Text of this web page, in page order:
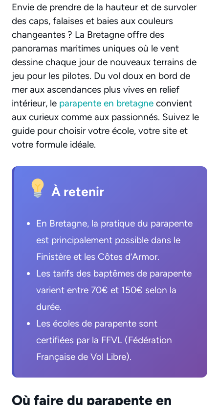
Envie de prendre de la hauteur et de survoler
des caps, falaises et baies aux couleurs
changeantes ? La Bretagne offre des
panoramas maritimes uniques où le vent
dessine chaque jour de nouveaux terrains de
jeu pour les pilotes. Du vol doux en bord de
mer aux ascendances plus vives en relief
intérieur, le parapente en bretagne convient
aux curieux comme aux passionnés. Suivez le
guide pour choisir votre école, votre site et
votre formule idéale.
À retenir
En Bretagne, la pratique du parapente
est principalement possible dans le
Finistère et les Côtes d’Armor.
Les tarifs des baptêmes de parapente
varient entre 70€ et 150€ selon la
durée.
Les écoles de parapente sont
certifiées par la FFVL (Fédération
Française de Vol Libre).
Où faire du parapente en